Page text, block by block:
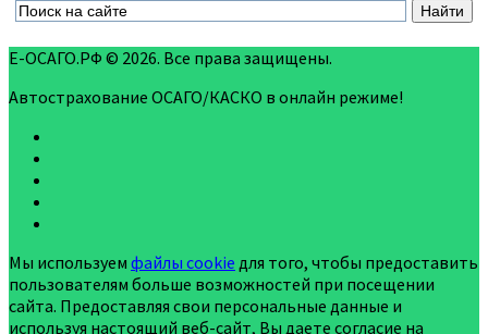
Е-ОСАГО.РФ © 2026. Все права защищены.
Автострахование ОСАГО/КАСКО в онлайн режиме!
Мы используем файлы cookie для того, чтобы предоставить
пользователям больше возможностей при посещении
сайта. Предоставляя свои персональные данные и
используя настоящий веб-сайт, Вы даете согласие на